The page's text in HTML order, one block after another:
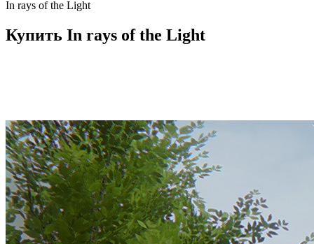
In rays of the Light
Купить In rays of the Light